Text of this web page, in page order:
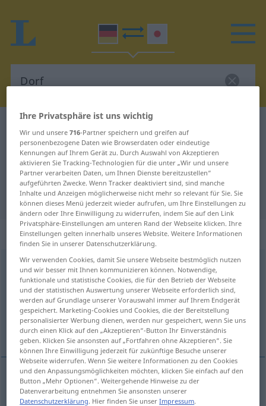
Deutsch-Japanisch Übersetzung
für "Dorf"
"Dorf" Japanisch Übersetzung
„Dorf“: Neutrum
Dorfn
Übersicht aller Übersetzungen
(Für mehr Details die Übersetzung anklicken/antippen)
村
[mura] Dorf
Ihre Privatsphäre ist uns wichtig
Wir und unsere716-Partner speichern und greifen auf
personenbezogene Daten wie Browserdaten oder eindeutige
Kennungen auf Ihrem Gerät zu. Durch Auswahl von Akzeptieren
aktivieren Sie Tracking-Technologien für die unter „Wir und unsere
Partner verarbeiten Daten, um Ihnen Dienste bereitzustellen“
aufgeführten Zwecke. Wenn Tracker deaktiviert sind, sind manche
Inhalte und Anzeigen möglicherweise nicht mehr so relevant für Sie. Sie
können dieses Menü jederzeit wieder aufrufen, um Ihre Einstellungen zu
ändern oder Ihre Einwilligung zu widerrufen, indem Sie auf den Link
Privatsphäre-Einstellungen am unteren Rand der Webseite klicken. Ihre
Einstellungen gelten innerhalb unseres Website. Weitere Informationen
finden Sie in unserer Datenschutzerklärung.
Wir verwenden Cookies, damit Sie unsere Webseite bestmöglich nutzen
und wir besser mit Ihnen kommunizieren können. Notwendige,
funktionale und statistische Cookies, die für den Betrieb der Webseite
und der statistischen Auswertung unserer Webseite erforderlich sind,
werden auf Grundlage unserer Vorauswahl immer auf Ihrem Endgerät
gespeichert. Marketing-Cookies und Cookies, die der Bereitstellung
personalisierter Werbung dienen, werden nur gespeichert, wenn Sie uns
durch einen Klick auf den „Akzeptieren“-Button Ihr Einverständnis
geben. Klicken Sie ansonsten auf „Fortfahren ohne Akzeptieren“. Sie
können Ihre Einwilligung jederzeit für zukünftige Besuche unserer
Webseite widerrufen. Wenn Sie weitere Informationen zu den Cookies
und den Anpassungsmöglichkeiten möchten, klicken Sie einfach auf den
Button „Mehr Optionen“. Weitergehende Hinweise zu der
Datenverarbeitung entnehmen Sie ansonsten unserer
Datenschutzerklärung. Hier finden Sie unserImpressum.